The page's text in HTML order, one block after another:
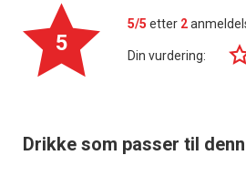
5
5/5 etter 2
Din vurdering:
Drikke som passer til